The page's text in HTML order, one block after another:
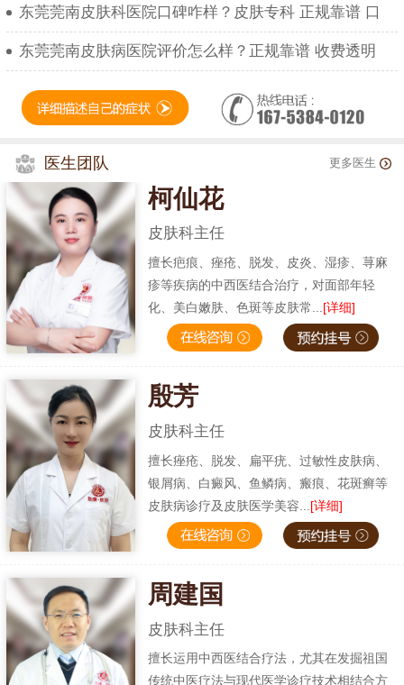
东莞莞南皮肤科医院口碑咋样？皮肤专科 正规靠谱 口
东莞莞南皮肤病医院评价怎么样？正规靠谱 收费透明
医生团队 更多医生
柯仙花
皮肤科主任
擅长疤痕、痤疮、脱发、皮炎、湿疹、荨麻
疹等疾病的中西医结合治疗，对面部年轻
化、美白嫩肤、色斑等皮肤常... [详细]
殷芳
皮肤科主任
擅长痤疮、脱发、扁平疣、过敏性皮肤病、
银屑病、白癜风、鱼鳞病、瘢痕、花斑癣等
皮肤病诊疗及皮肤医学美容... [详细]
周建国
皮肤科主任
擅长运用中西医结合疗法，尤其在发掘祖国
传统中医疗法与现代医学诊疗技术相结合方